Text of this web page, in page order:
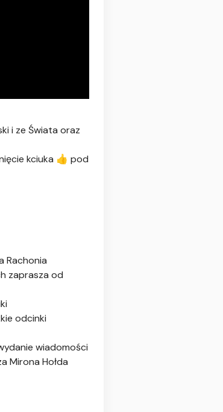
i ze Świata oraz
kciuka 👍 pod
Rachonia
zaprasza od
odcinki
wiadomości
Mirona Hołda